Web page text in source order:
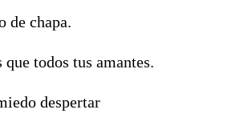
de chapa.
todos tus amantes.
despertar